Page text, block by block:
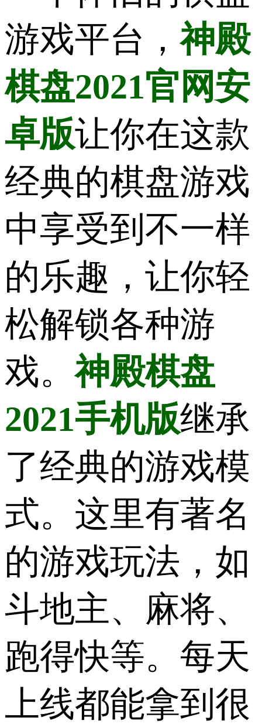
游戏平台，神殿
棋盘2021官网安
卓版让你在这款
经典的棋盘游戏
中享受到不一样
的乐趣，让你轻
松解锁各种游
戏。神殿棋盘
2021手机版继承
了经典的游戏模
式。这里有著名
的游戏玩法，如
斗地主、麻将、
跑得快等。每天
上线都能拿到很